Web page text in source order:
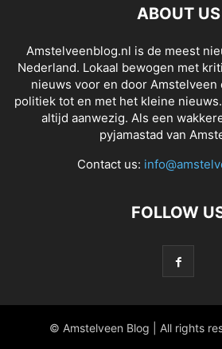
ABOUT US
Amstelveenblog.nl is de meest
Nederland. Lokaal bewogen met
nieuws voor en door Amstelveen
politiek tot en met het kleine
altijd aanwezig. Als een
pyjamastad van
Contact us:
FOLLOW
© Amstelveen Blog | All rights